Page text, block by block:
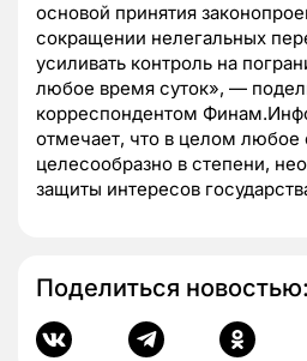
основой принятия
сокращении нелегальных
усиливать контроль на
любое время суток», —
корреспондентом
отмечает, что в целом любое
целесообразно в степени,
защиты интересов
Поделиться новостью: